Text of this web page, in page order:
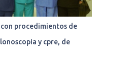
con procedimientos de
y cpre, de